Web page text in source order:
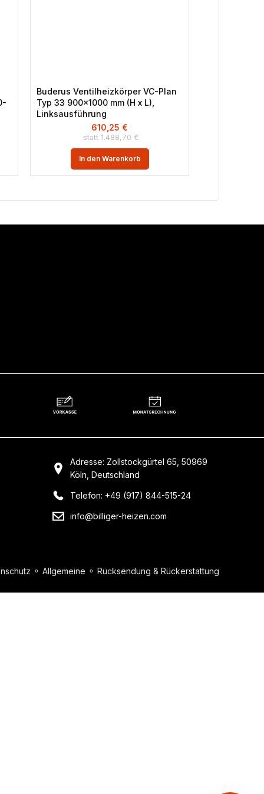
Buderus Ventilheizkörper VC-Plan
Typ 33 900×1000 mm (H x L),
Linksausführung
1.488,70 €
610,25 €
In den Warenkorb
Adresse: Zollstockgürtel 65, 50969
Köln, Deutschland
Telefon: +49 (917) 844-515-24
info@billiger-heizen.com
⚬ Allgemeine ⚬ Rücksendung & Rückerstattung